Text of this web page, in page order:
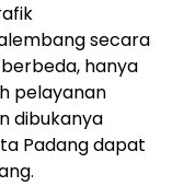
secara
hanya
pelayanan
dibukanya
Padang dapat